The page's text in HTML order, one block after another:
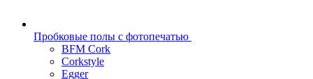
Пробковые полы с фотопечатью
BFM Cork
Corkstyle
Egger